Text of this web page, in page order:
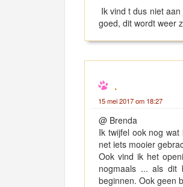
Ik vind t dus niet
goed, dit wordt weer
.
15 mei 2017 om 18:27
@ Brenda
Ik twijfel ook nog
net iets mooier
Ook vind ik het
nogmaals ... als dit
beginnen. Ook geen